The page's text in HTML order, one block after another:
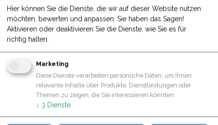
Versand: 2-3 Geschäftstage
Spezifikationen
Ähnliche Produkte
Hier können Sie die Dienste, die wir auf dieser Website nutzen
möchten, bewerten und anpassen. Sie haben das Sagen!
Aktivieren oder deaktivieren Sie die Dienste, wie Sie es für
richtig halten.
Marketing
Diese Dienste verarbeiten persönliche Daten, um Ihnen
relevante Inhalte über Produkte, Dienstleistungen oder
Themen zu zeigen, die Sie interessieren könnten.
↓ 3 Dienste